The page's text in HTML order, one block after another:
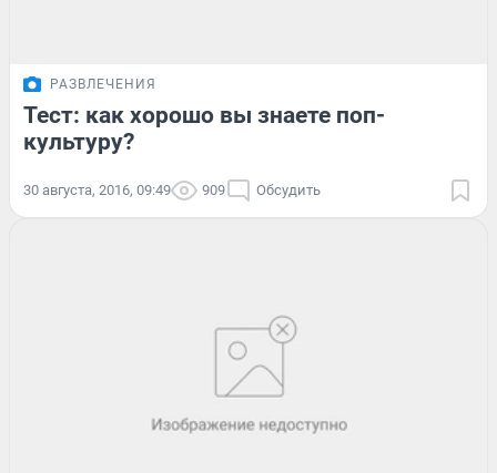
РАЗВЛЕЧЕНИЯ
Тест: как хорошо вы знаете поп-
культуру?
30 августа, 2016, 09:49 909 Обсудить